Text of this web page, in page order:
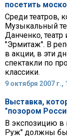
посетить
Среди театров,
Музыкальный
Данченко, театр
"Эрмитаж". В
в акции, в эти
спектакли по
классики.
9 октября 2007 г.,
Выставка,
"позором
В экспозицию в
Руж" должны